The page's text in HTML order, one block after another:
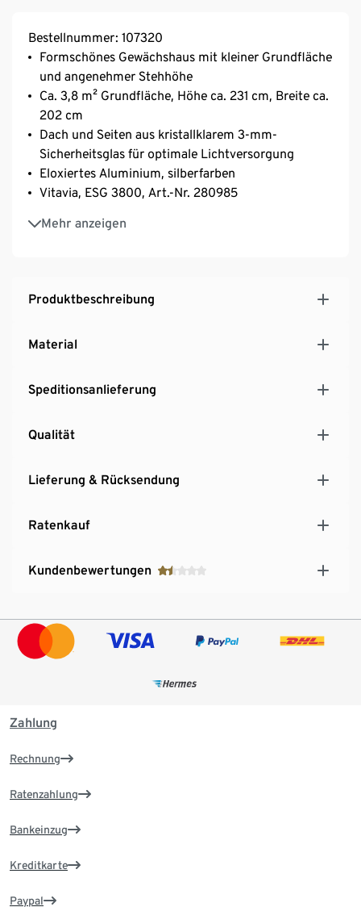
Bestellnummer: 107320
Formschönes Gewächshaus mit kleiner Grundfläche
und angenehmer Stehhöhe
Ca. 3,8 m² Grundfläche, Höhe ca. 231 cm, Breite ca.
202 cm
Dach und Seiten aus kristallklarem 3-mm-
Sicherheitsglas für optimale Lichtversorgung
Eloxiertes Aluminium, silberfarben
Vitavia, ESG 3800, Art.-Nr. 280985
Mehr anzeigen
Abgerundete Formen und orientalisch anmutendes
Inkl. aufstellbaren Dachfensters, Schiebetür und
integrierter Regenrinne
Garantie auf die Konstruktion und den Rahmen
Produktbeschreibung
Material
Speditionsanlieferung
Qualität
Lieferung & Rücksendung
Ratenkauf
Kundenbewertungen
Zahlung
Rechnung
Ratenzahlung
Bankeinzug
Kreditkarte
Paypal